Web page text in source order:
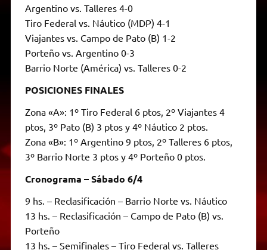
Argentino vs. Talleres 4-0
Tiro Federal vs. Náutico (MDP) 4-1
Viajantes vs. Campo de Pato (B) 1-2
Porteño vs. Argentino 0-3
Barrio Norte (América) vs. Talleres 0-2
POSICIONES FINALES
Zona «A»: 1º Tiro Federal 6 ptos, 2º Viajantes 4
ptos, 3º Pato (B) 3 ptos y 4º Náutico 2 ptos.
Zona «B»: 1º Argentino 9 ptos, 2º Talleres 6 ptos,
3º Barrio Norte 3 ptos y 4º Porteño 0 ptos.
Cronograma – Sábado 6/4
9 hs. – Reclasificación – Barrio Norte vs. Náutico
13 hs. – Reclasificación – Campo de Pato (B) vs.
Porteño
13 hs. – Semifinales – Tiro Federal vs. Talleres